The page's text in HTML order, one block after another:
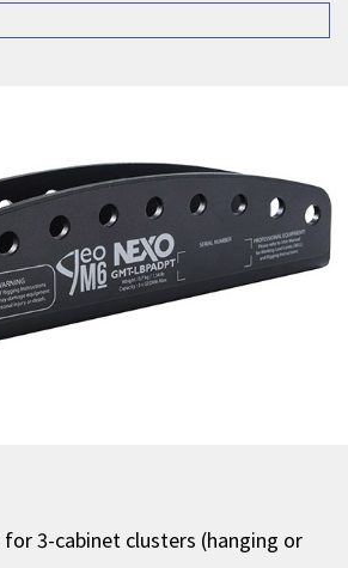
3-cabinet clusters (hanging or